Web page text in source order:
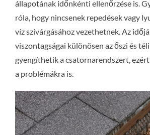
állapotának időnkénti ellenőrzése is.
róla, hogy nincsenek repedések vagy
víz szivárgásához vezethetnek. Az
viszontagságai különösen az őszi és
gyengíthetik a csatornarendszert,
a problémákra is.